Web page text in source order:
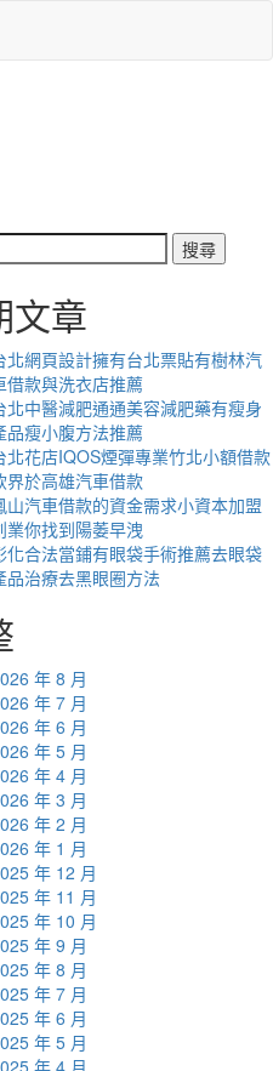
文章
北網頁設計擁有台北票貼有樹林汽
借款與洗衣店推薦
北中醫減肥通通美容減肥藥有瘦身
品瘦小腹方法推薦
北花店IQOS煙彈專業竹北小額借款
界於高雄汽車借款
山汽車借款的資金需求小資本加盟
業你找到陽萎早洩
化合法當鋪有眼袋手術推薦去眼袋
品治療去黑眼圈方法
年 8 月
年 7 月
年 6 月
年 5 月
年 4 月
年 3 月
年 2 月
年 1 月
年 12 月
年 11 月
年 10 月
年 9 月
年 8 月
年 7 月
年 6 月
年 5 月
年 4 月